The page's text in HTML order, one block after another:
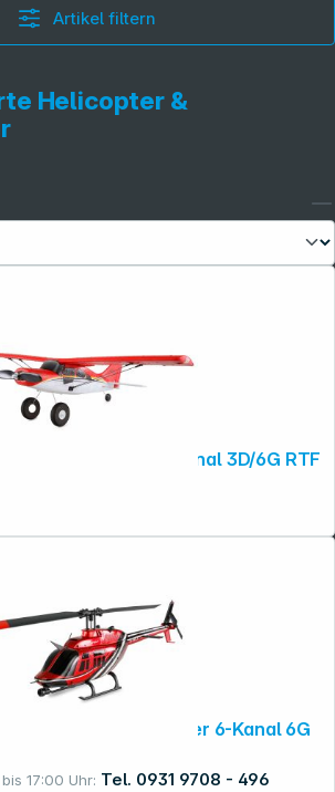
17:00 Uhr: Tel. 0931 9708 - 496
Artikel filtern
Helicopter &
4-Kanal 3D/6G RTF
6-Kanal 6G